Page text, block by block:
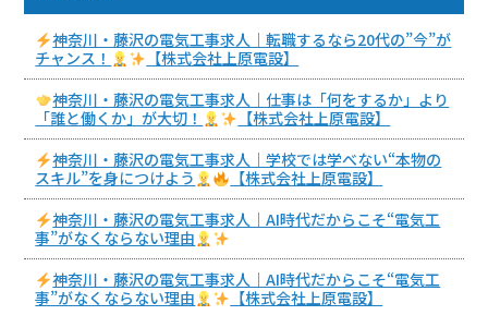
神奈川・藤沢の電気工事求人｜転職するなら20代の”今”が
チャンス！
【株式会社上原電設】
神奈川・藤沢の電気工事求人｜仕事は「何をするか」より
「誰と働くか」が大切！
【株式会社上原電設】
神奈川・藤沢の電気工事求人｜学校では学べない“本物の
スキル”を身につけよう
【株式会社上原電設】
神奈川・藤沢の電気工事求人｜AI時代だからこそ“電気工
事”がなくならない理由
神奈川・藤沢の電気工事求人｜AI時代だからこそ“電気工
事”がなくならない理由
【株式会社上原電設】